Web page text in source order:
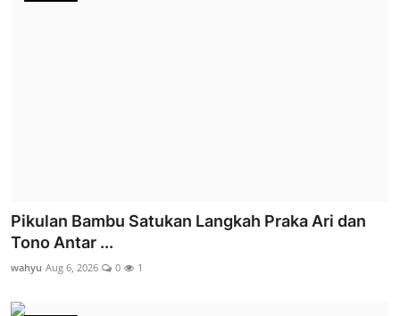
Pikulan Bambu Satukan Langkah Praka Ari dan
Tono Antar ...
wahyu Aug 6, 2026 0 1